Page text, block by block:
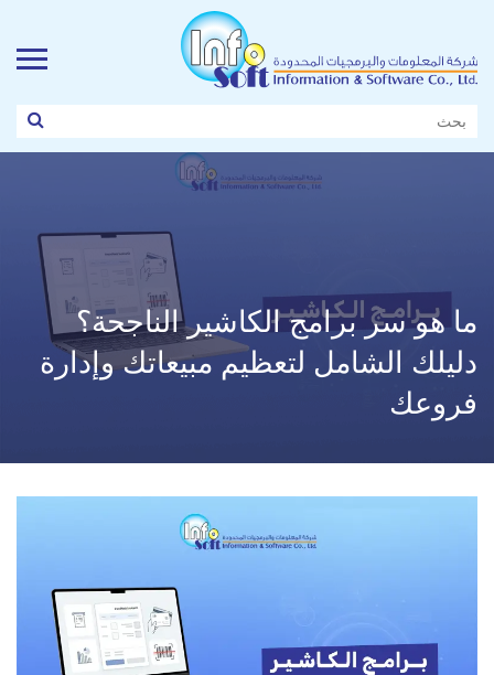
ما هو سر برامج الكاشير الناجحة؟
دليلك الشامل لتعظيم مبيعاتك وإدارة
فروعك